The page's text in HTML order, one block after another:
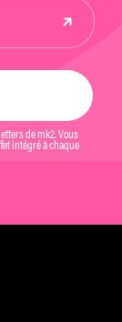
de mk2. Vous
intégré à chaque